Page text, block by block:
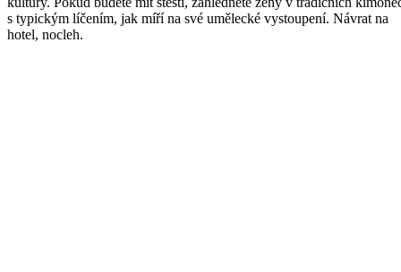
s typickým líčením, jak míří na své umělecké vystoupení. Návrat na
hotel, nocleh.